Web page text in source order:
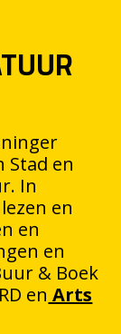
en
In
en
en
en
& Boek
en Arts